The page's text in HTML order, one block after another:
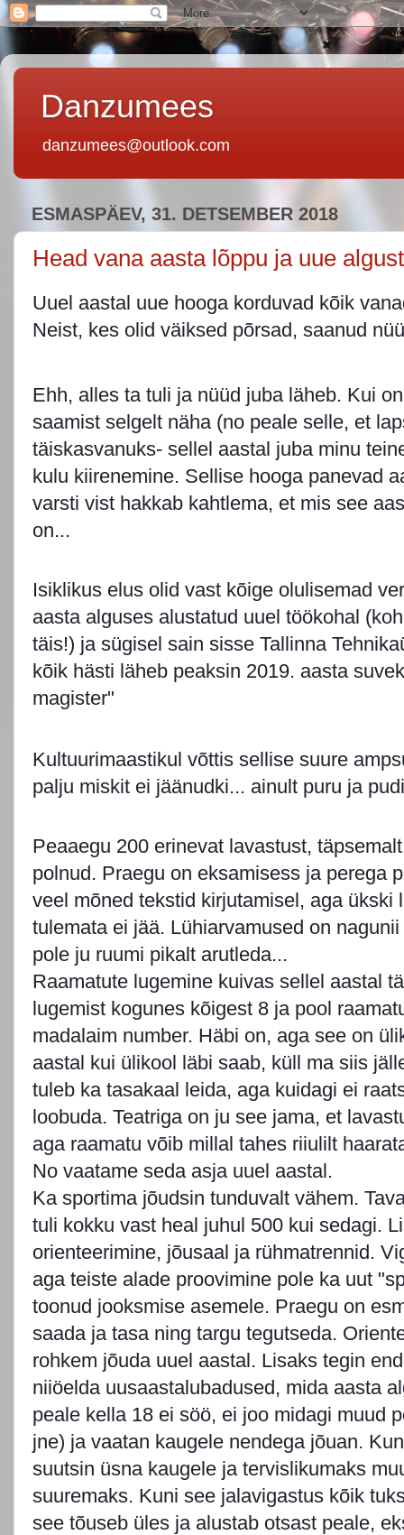
Danzumees
danzumees@outlook.com
ESMASPÄEV, 31. DETSEMBER 2018
Head vana aasta lõppu ja uue
Uuel aastal uue hooga korduvad kõik
Neist, kes olid väiksed põrsad, saanud
Ehh, alles ta tuli ja nüüd juba läheb. Kui
saamist selgelt näha (no peale selle, et
täiskasvanuks- sellel aastal juba minu
kulu kiirenemine. Sellise hooga panevad
varsti vist hakkab kahtlema, et mis see
on...
Isiklikus elus olid vast kõige olulisemad
aasta alguses alustatud uuel töökohal
täis!) ja sügisel sain sisse Tallinna
kõik hästi läheb peaksin 2019. aasta
magister"
Kultuurimaastikul võttis sellise suure
palju miskit ei jäänudki... ainult puru ja
Peaaegu 200 erinevat lavastust,
polnud. Praegu on eksamisess ja perega
veel mõned tekstid kirjutamisel, aga ükski
tulemata ei jää. Lühiarvamused on
pole ju ruumi pikalt arutleda...
Raamatute lugemine kuivas sellel aastal
lugemist kogunes kõigest 8 ja pool
madalaim number. Häbi on, aga see on
aastal kui ülikool läbi saab, küll ma siis
tuleb ka tasakaal leida, aga kuidagi ei
loobuda. Teatriga on ju see jama, et
aga raamatu võib millal tahes riiulilt
No vaatame seda asja uuel aastal.
Ka sportima jõudsin tunduvalt vähem.
tuli kokku vast heal juhul 500 kui sedagi.
orienteerimine, jõusaal ja rühmatrennid.
aga teiste alade proovimine pole ka uut
toonud jooksmise asemele. Praegu on
saada ja tasa ning targu tegutseda.
rohkem jõuda uuel aastal. Lisaks tegin
niiöelda uusaastalubadused, mida aasta
peale kella 18 ei söö, ei joo midagi muud
jne) ja vaatan kaugele nendega jõuan.
suutsin üsna kaugele ja tervislikumaks
suuremaks. Kuni see jalavigastus kõik
see tõuseb üles ja alustab otsast peale,